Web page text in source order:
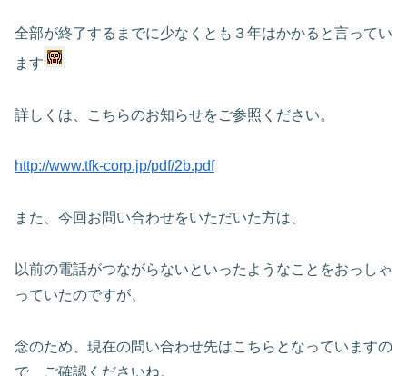
全部が終了するまでに少なくとも３年はかかると言ってい
ます
詳しくは、こちらのお知らせをご参照ください。
http://www.tfk-corp.jp/pdf/2b.pdf
また、今回お問い合わせをいただいた方は、
以前の電話がつながらないといったようなことをおっしゃ
っていたのですが、
念のため、現在の問い合わせ先はこちらとなっていますの
で、ご確認くださいね。